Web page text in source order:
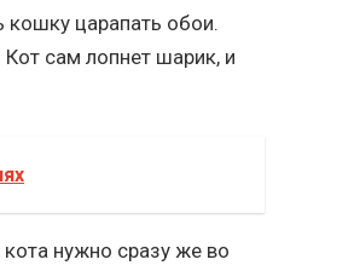
царапать обои.
сам лопнет шарик, и
нужно сразу же во